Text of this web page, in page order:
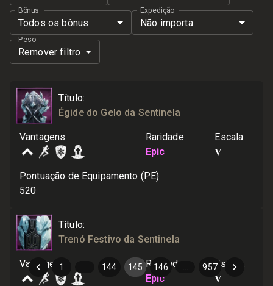
Bônus
Todos os bônus
Expedição
Não importa
Peso
Remover filtro
Título:
Égide do Gelo da Sentinela
Vantagens: Raridade:
Epic
Escala:
V
Pontuação de Equipamento (PE):
520
Título:
Trenó Festivo da Sentinela
Vantagens Raridade
Epic
Escala:
V
1 144 145 146 957